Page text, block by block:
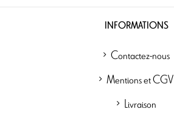
INFORMATIONS
Contactez-nous
Mentions et CGV
Livraison